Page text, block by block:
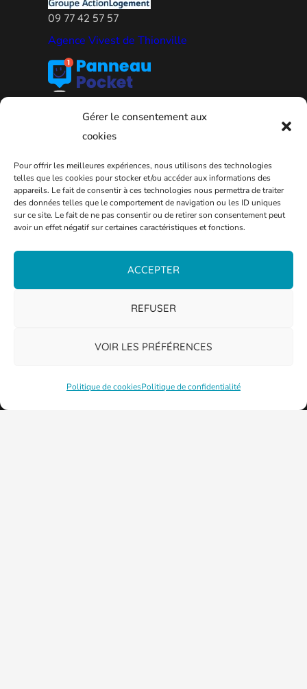
Gérer le consentement aux
cookies
Pour offrir les meilleures expériences, nous utilisons des technologies
telles que les cookies pour stocker et/ou accéder aux informations des
appareils. Le fait de consentir à ces technologies nous permettra de traiter
des données telles que le comportement de navigation ou les ID uniques
sur ce site. Le fait de ne pas consentir ou de retirer son consentement peut
avoir un effet négatif sur certaines caractéristiques et fonctions.
ACCEPTER
REFUSER
VOIR LES PRÉFÉRENCES
Politique de cookiesPolitique de confidentialité
09 77 42 57 57
Agence Vivest de Thionville
PLAN DE LA VILLE